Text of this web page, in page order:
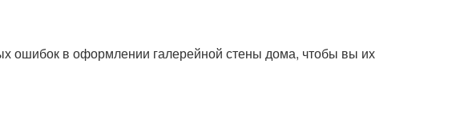
ошибок в оформлении галерейной стены дома, чтобы вы их